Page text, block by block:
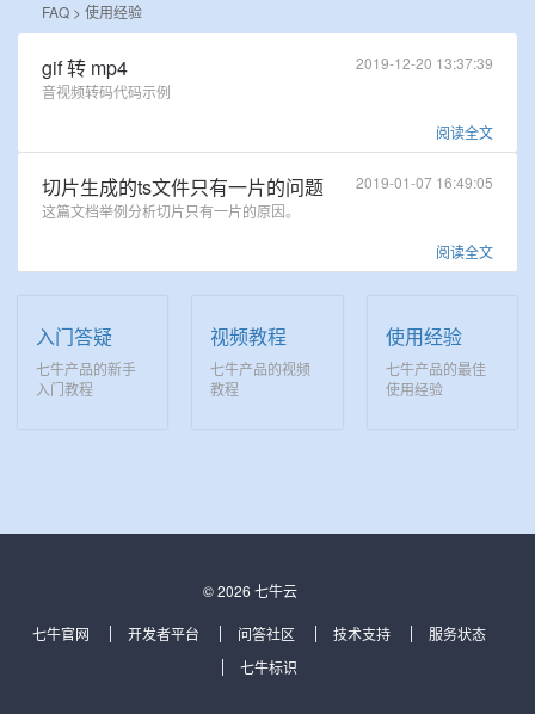
FAQ > 使用经验
gif 转 mp4
音视频转码代码示例
阅读全文
2019-12-20 13:37:39
切片生成的ts文件只有一片的问题
这篇文档举例分析切片只有一片的原因。
阅读全文
2019-01-07 16:49:05
入门答疑
七牛产品的新手
入门教程
视频教程
七牛产品的视频
教程
使用经验
七牛产品的最佳
使用经验
© 2026 七牛云
七牛官网 开发者平台 问答社区 技术支持
服务状态
七牛标识